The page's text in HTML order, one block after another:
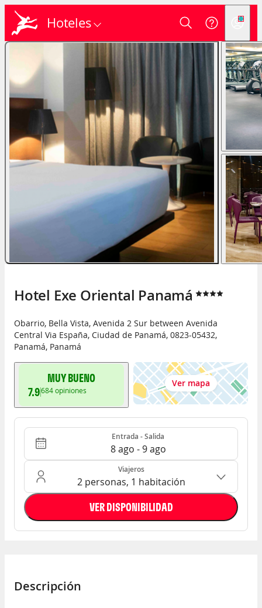
Hoteles
Hotel Exe Oriental Panamá
Obarrio, Bella Vista, Avenida 2 Sur between Avenida
Central Via España, Ciudad de Panamá, 0823-05432,
Panamá, Panamá
MUY BUENO
7.9684opiniones
Ver mapa
Entrada - Salida Entrada - Salida
8 ago - 9 ago
Ocupación: 2 personas, 1 habitación
Viajeros
2 personas, 1 habitación
VER DISPONIBILIDAD
Descripción